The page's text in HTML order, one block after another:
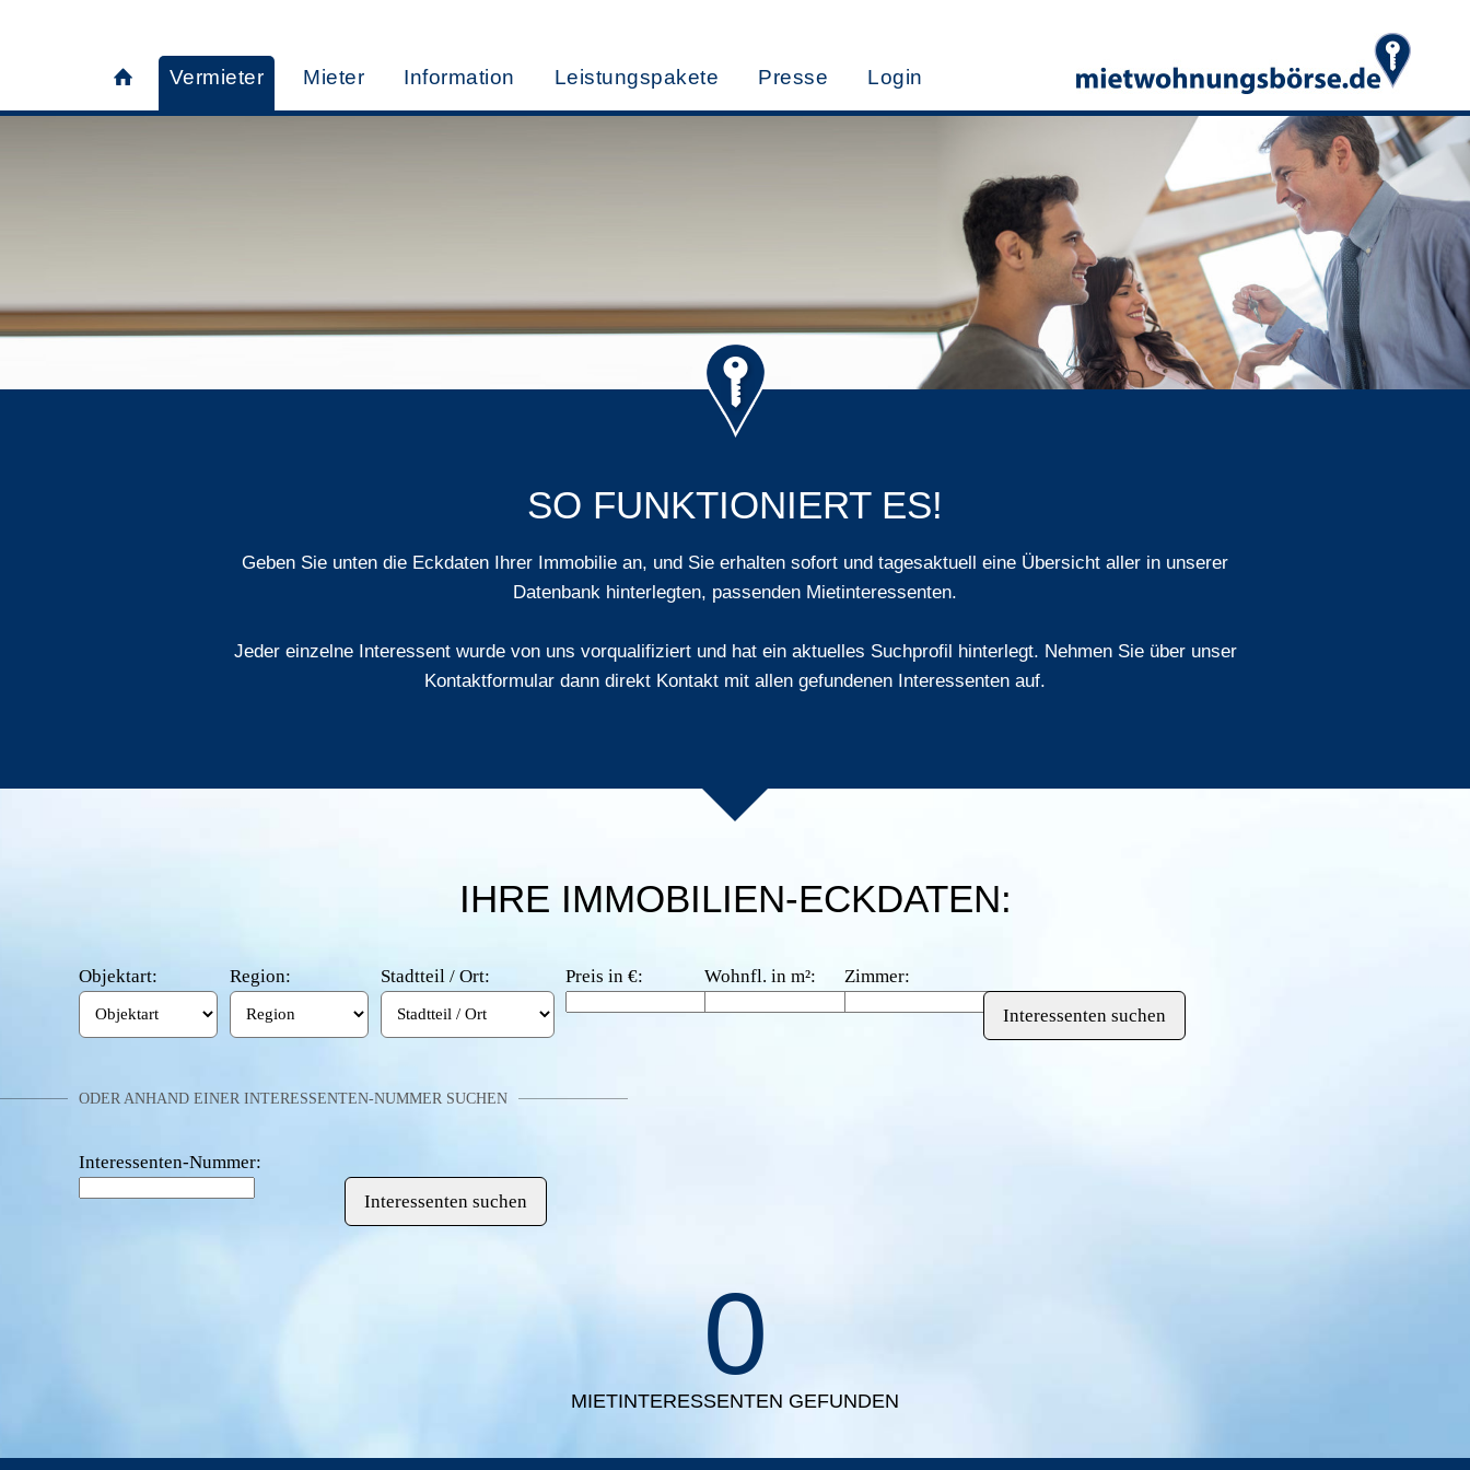
Vermieter Mieter Information Leistungspakete Presse Login
SO FUNKTIONIERT ES!
Geben Sie unten die Eckdaten Ihrer Immobilie an, und Sie erhalten sofort und tagesaktuell
eine Übersicht aller in unserer
Datenbank hinterlegten, passenden Mietinteressenten.
Jeder einzelne Interessent wurde von uns vorqualifiziert und hat ein aktuelles Suchprofil hinterlegt. Nehmen Sie über unser
Kontaktformular dann direkt Kontakt mit allen gefundenen Interessenten auf.
IHRE IMMOBILIEN-ECKDATEN:
Objektart: Region: Stadtteil / Ort: Preis in €: Wohnfl. in m²: Zimmer:
ODER ANHAND EINER INTERESSENTEN-NUMMER SUCHEN
Interessenten-Nummer:
0
MIETINTERESSENTEN GEFUNDEN